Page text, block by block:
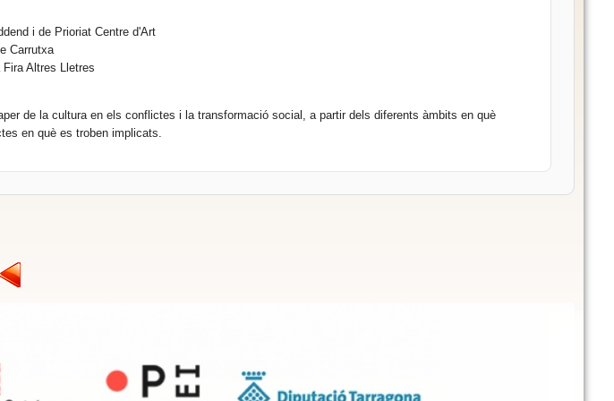
i de Prioriat Centre d'Art
Carrutxa
Altres Lletres
de la cultura en els conflictes i la transformació social, a partir dels diferents àmbits en què
en què es troben implicats.